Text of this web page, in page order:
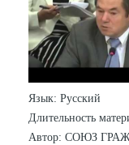
Язык: Русский
Длительность
Автор: СОЮЗ